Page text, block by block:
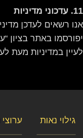
11. עדכוני מדיניות
אנו רשאים לעדכן
יפורסמו באתר בציון
לעיין במדיניות מעת
ערוצי גילוי נאות